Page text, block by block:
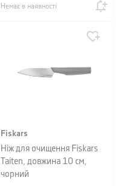
Немає в наявності
Fiskars
Ніж для очищення Fiskars
Taiten, довжина 10 см,
чорний